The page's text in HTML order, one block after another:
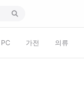
PC 가전 의류